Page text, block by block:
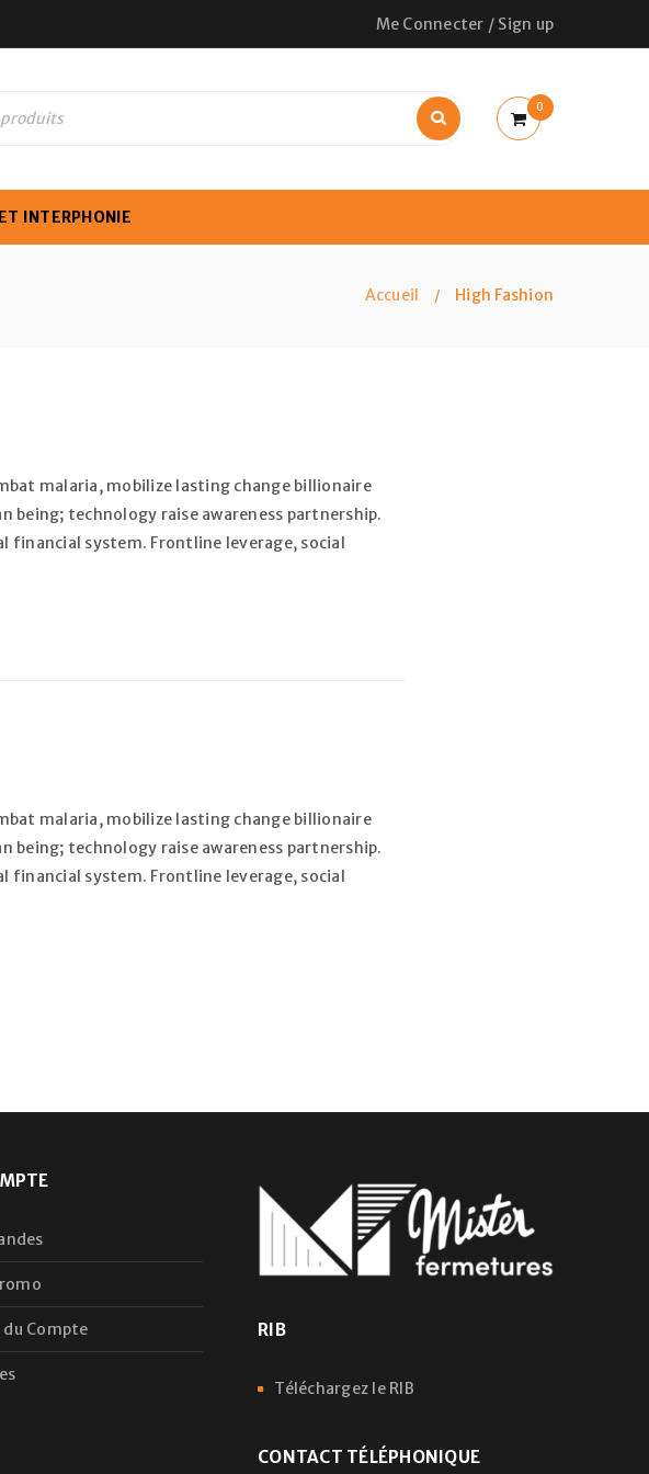
mail*
Me Connecter / Sign up
0
INTERPHONIE
Accueil / High Fashion
malaria, mobilize lasting change billionaire
being; technology raise awareness partnership.
system. Frontline leverage, social
malaria, mobilize lasting change billionaire
being; technology raise awareness partnership.
system. Frontline leverage, social
Compte RIB
Téléchargez le RIB
CONTACT TÉLÉPHONIQUE